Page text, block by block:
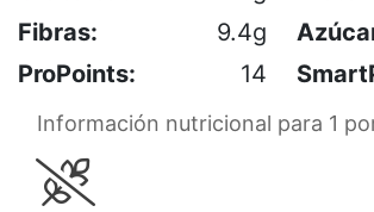
Fibras:
9.4g
ProPoints:
14
Información nutricional para 1